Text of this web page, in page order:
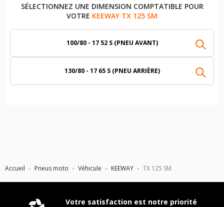
Accueil Pneus moto Véhicule KEEWAY TX 125 SM
SÉLECTIONNEZ UNE DIMENSION COMPTATIBLE POUR
VOTRE KEEWAY TX 125 SM
100/80 - 17 52 S (PNEU AVANT)
130/80 - 17 65 S (PNEU ARRIÈRE)
Votre satisfaction est notre priorité